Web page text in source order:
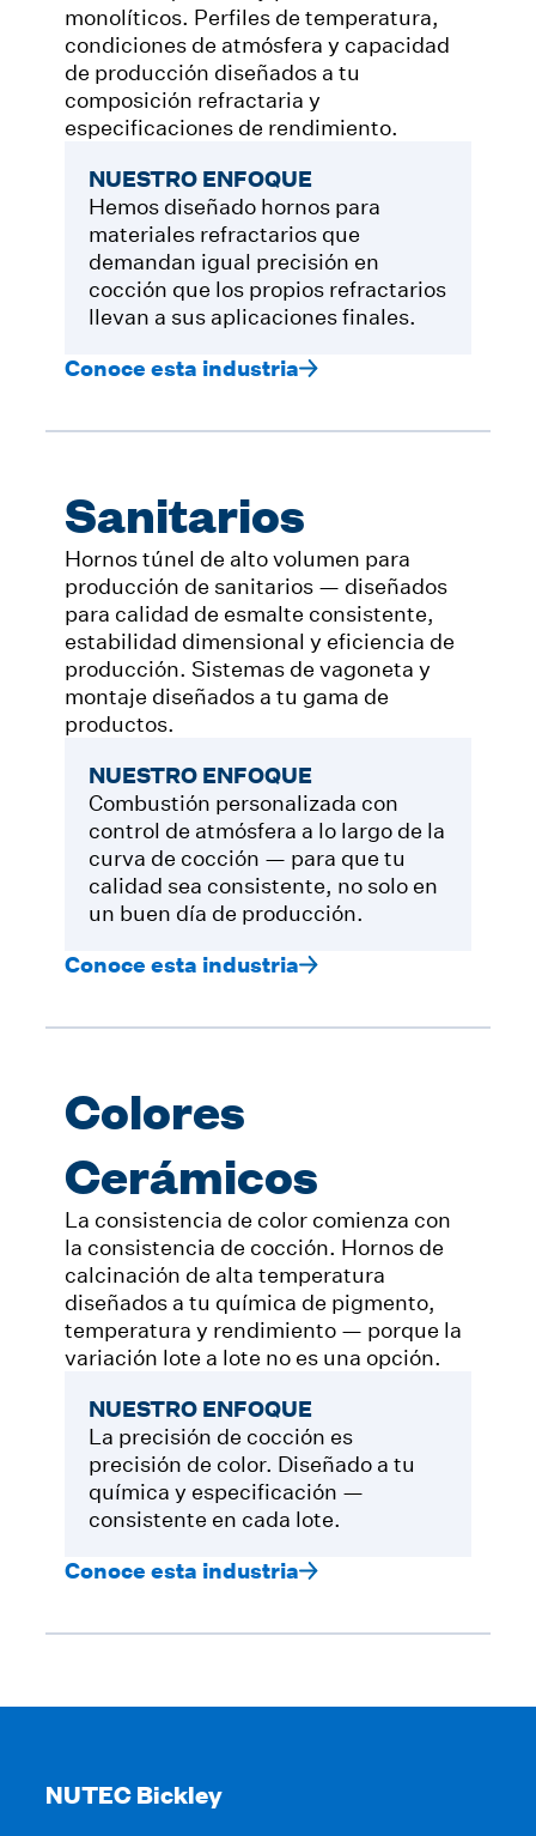
monolíticos. Perfiles de temperatura,
condiciones de atmósfera y capacidad
de producción diseñados a tu
composición refractaria y
especificaciones de rendimiento.
NUESTRO ENFOQUE
Hemos diseñado hornos para
materiales refractarios que
demandan igual precisión en
cocción que los propios refractarios
llevan a sus aplicaciones finales.
Conoce esta industria
Sanitarios
Hornos túnel de alto volumen para
producción de sanitarios — diseñados
para calidad de esmalte consistente,
estabilidad dimensional y eficiencia de
producción. Sistemas de vagoneta y
montaje diseñados a tu gama de
productos.
NUESTRO ENFOQUE
Combustión personalizada con
control de atmósfera a lo largo de la
curva de cocción — para que tu
calidad sea consistente, no solo en
un buen día de producción.
Conoce esta industria
Colores
Cerámicos
La consistencia de color comienza con
la consistencia de cocción. Hornos de
calcinación de alta temperatura
diseñados a tu química de pigmento,
temperatura y rendimiento — porque la
variación lote a lote no es una opción.
NUESTRO ENFOQUE
La precisión de cocción es
precisión de color. Diseñado a tu
química y especificación —
consistente en cada lote.
Conoce esta industria
NUTEC Bickley